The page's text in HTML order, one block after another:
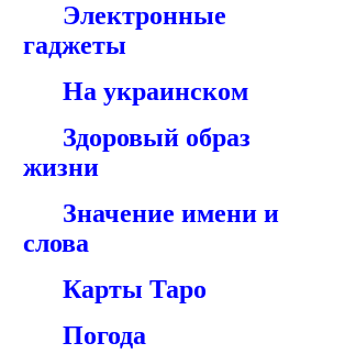
Электронные
гаджеты
На украинском
Здоровый образ
жизни
Значение имени и
слова
Карты Таро
Погода